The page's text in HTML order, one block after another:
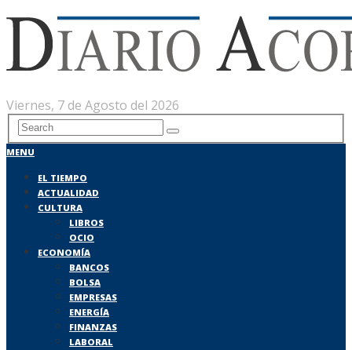
Viernes, 7 de Agosto del 2026
MENU
EL TIEMPO
ACTUALIDAD
CULTURA
LIBROS
OCIO
ECONOMÍA
BANCOS
BOLSA
EMPRESAS
ENERGÍA
FINANZAS
LABORAL